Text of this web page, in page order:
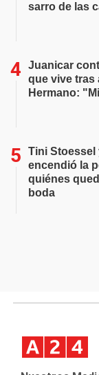
sarro de las
Juanicar
que vive tras
Hermano:
Tini
encendió la
quiénes
boda